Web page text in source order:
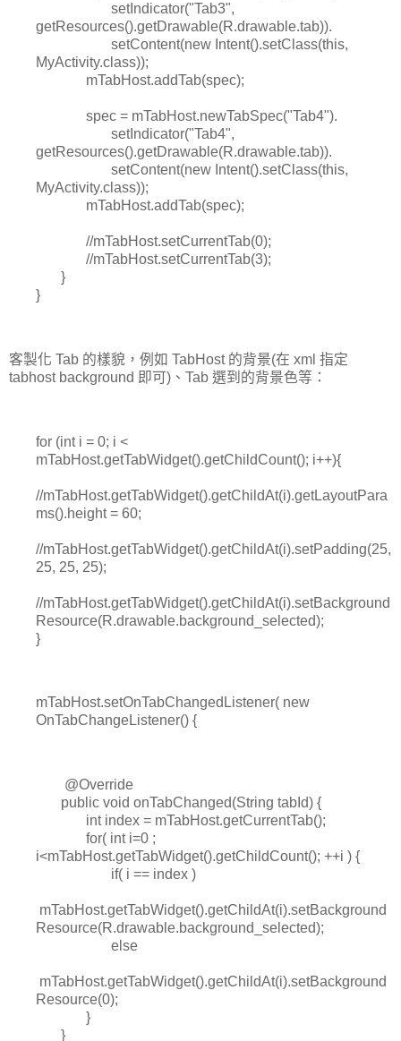
setIndicator("Tab3",
getResources().getDrawable(R.drawable.tab)).
setContent(new Intent().setClass(this,
MyActivity.class));
mTabHost.addTab(spec);
spec = mTabHost.newTabSpec("Tab4").
setIndicator("Tab4",
getResources().getDrawable(R.drawable.tab)).
setContent(new Intent().setClass(this,
MyActivity.class));
mTabHost.addTab(spec);
//mTabHost.setCurrentTab(0);
//mTabHost.setCurrentTab(3);
}
}
客製化 Tab 的樣貌，例如 TabHost 的背景(在 xml 指定
tabhost background 即可)、Tab 選到的背景色等：
for (int i = 0; i <
mTabHost.getTabWidget().getChildCount(); i++){
//mTabHost.getTabWidget().getChildAt(i).getLayoutPara
ms().height = 60;
//mTabHost.getTabWidget().getChildAt(i).setPadding(25,
25, 25, 25);
//mTabHost.getTabWidget().getChildAt(i).setBackground
Resource(R.drawable.background_selected);
}
mTabHost.setOnTabChangedListener( new
OnTabChangeListener() {
@Override
public void onTabChanged(String tabId) {
int index = mTabHost.getCurrentTab();
for( int i=0 ;
i<mTabHost.getTabWidget().getChildCount(); ++i ) {
if( i == index )
mTabHost.getTabWidget().getChildAt(i).setBackground
Resource(R.drawable.background_selected);
else
mTabHost.getTabWidget().getChildAt(i).setBackground
Resource(0);
}
}